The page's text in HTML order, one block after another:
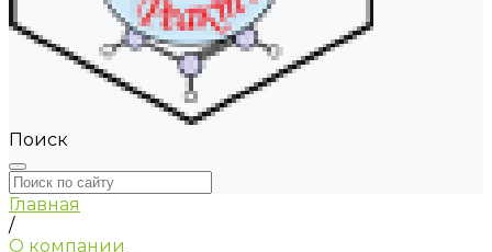
Поиск
Главная
/
О компании